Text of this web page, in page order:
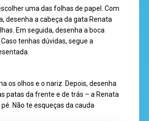
do
recreio
do
saber
uma das folhas de papel. Com
desenha a cabeça da gata Renata
Em seguida, desenha a boca
tenhas dúvidas, segue a
os olhos e o nariz. Depois, desenha
patas da frente e de trás – a Renata
Não te esqueças da cauda